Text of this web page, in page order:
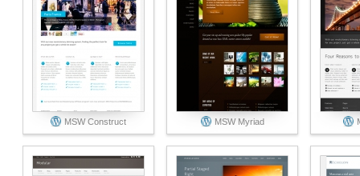
MSW Construct MSW Myriad